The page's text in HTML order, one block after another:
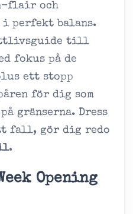
flair och
perfekt balans.
till
fokus på de
ett stopp
för dig som
gränserna. Dress
fall, gör dig redo
.
Opening